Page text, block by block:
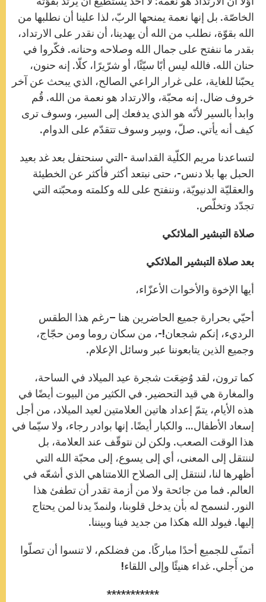
الخاصّة. بل إنها نعمة يمنحها الربّ، لذا علينا أن نطلبها من
الله بقوّة، نطلب من الله أن يهدينا، أن نقدر على الارتداد،
بقدر ما ننفتح على جمال الله وصلاحه وحنانه. فكّروا في
حنان الله. فالله ليس أبًا سيّئًا، أو شرّيرًا، كلّا. إنه حنون،
يحبّنا للغاية، على غرار الراعي الصالح، الذي يبحث عن آخر
خروف ضال. إنه محبّة، والارتداد هو نعمة من الله. قُم
وابدأ بالسير لأنّه هو الذي يدفعك إلى السير، وسوف ترى
كيف أنه يأتي. صلّ، وسِر وسوف تتقدّم على الدوام.
لتساعدنا مريم الكلّية القداسة -التي سنحتفل بعد غد بعيد
الحبل بها بلا دنس-، حتى نبتعد أكثر فأكثر عن الخطيئة
والعقليّة الدنيويّة، وننفتح على لله وكلمته ومحبّته التي
تجدّد وتخلّص.
صلاة التبشير الملائكي
بعد صلاة التبشير الملائكي
أيها الإخوة والأخوات الأعزّاء،
أحيّي بحرارة جميع الحاضرين هنا –رغم هذا الطقس
الرديء، إنكم شجعان!-، من سكان روما ومن حجّاج،
وجميع الذين يتابعوننا عبر وسائل الإعلام.
كما ترون، لقد وُضِعَت شجرة عيد الميلاد في الساحة،
والمغارة هي قيد التحضير. في الكثير من البيوت أيضًا في
هذه الأيام، يتمّ إعداد هاتين العلامتين لعيد الميلاد، من أجل
إسعاد الأطفال… والكبار أيضًا. إنها بوادر رجاء، ولا سيّما في
هذا الوقت الصعب. ولكن لن نتوقّف عند العلامة، بل
لننتقل إلى المعنى، أي إلى يسوع، إلى محبّة الله التي
أظهرها لنا، لننتقل إلى الصلاح اللامتناهي الذي أشعّه في
العالم. فما من جائحة ولا من أزمة تقدر أن تطفئ هذا
النور. لنسمح له بأن يدخل قلوبنا، ولنمدّ يدنا لمن يحتاج
إليها. فيولد الله هكذا من جديد فينا وبيننا.
أتمنّى للجميع أحدًا مباركًا. من فضلكم، لا تنسوا أن تصلّوا
من أَجلي. غداء هنيئًا وإلى اللقاء!
***********